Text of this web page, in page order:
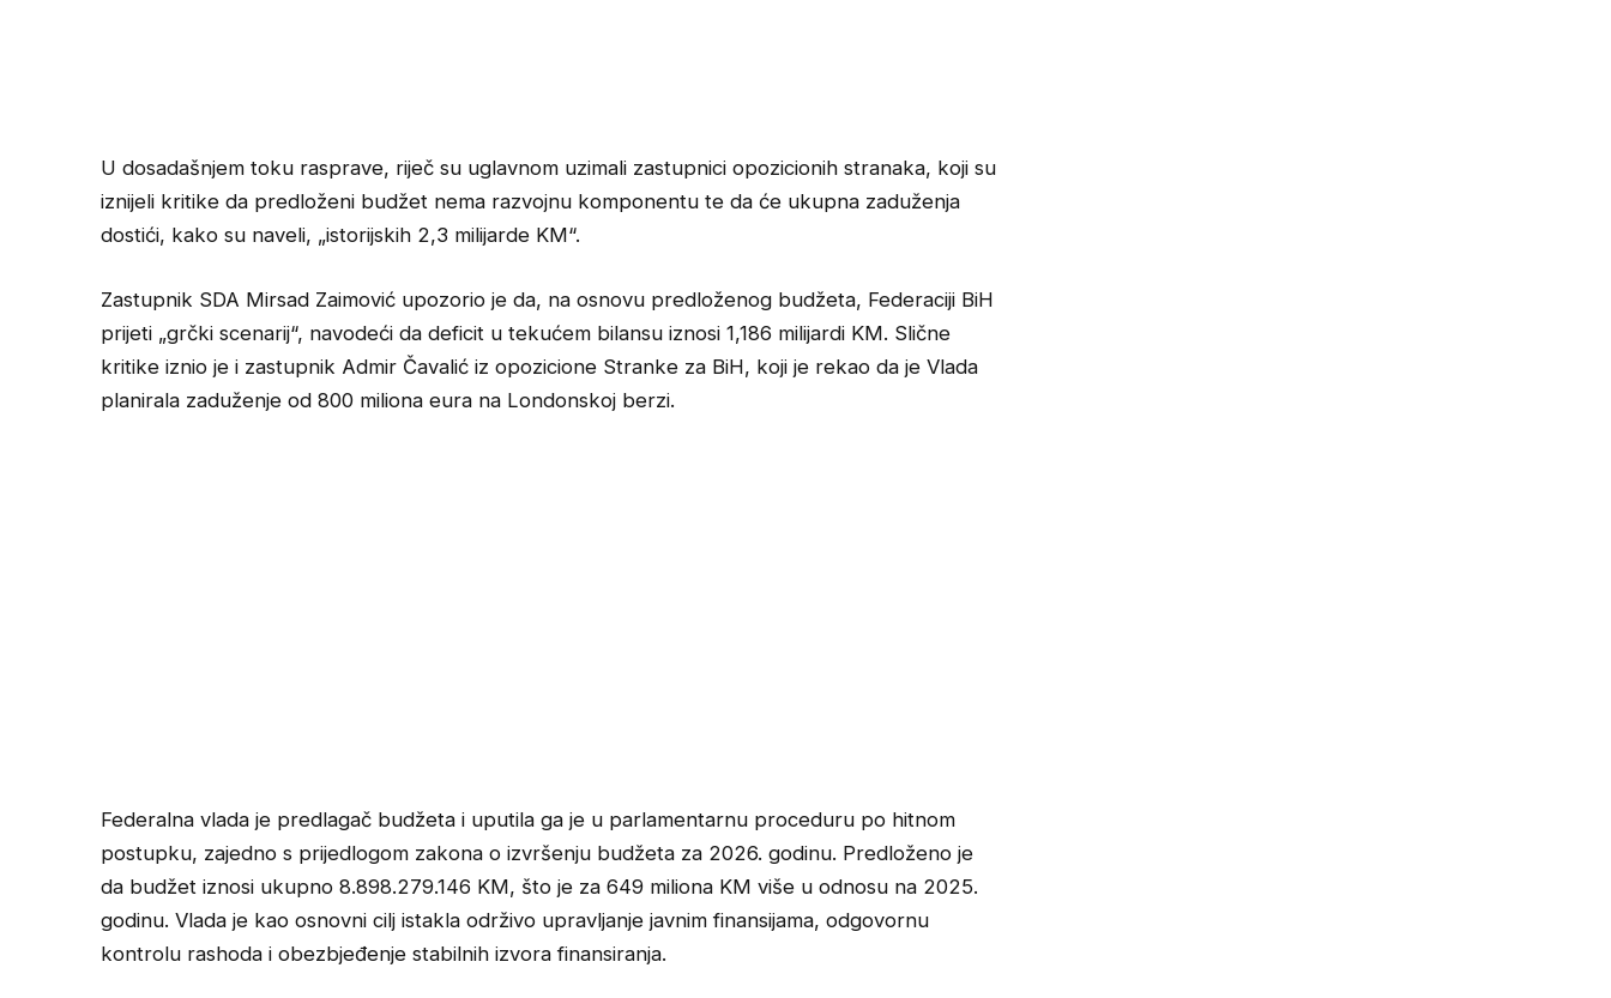
U dosadašnjem toku rasprave, riječ su uglavnom uzimali zastupnici opozicionih stranaka, koji su
iznijeli kritike da predloženi budžet nema razvojnu komponentu te da će ukupna zaduženja
dostići, kako su naveli, „istorijskih 2,3 milijarde KM“.
Zastupnik SDA Mirsad Zaimović upozorio je da, na osnovu predloženog budžeta, Federaciji BiH
prijeti „grčki scenarij“, navodeći da deficit u tekućem bilansu iznosi 1,186 milijardi KM. Slične
kritike iznio je i zastupnik Admir Čavalić iz opozicione Stranke za BiH, koji je rekao da je Vlada
planirala zaduženje od 800 miliona eura na Londonskoj berzi.
Federalna vlada je predlagač budžeta i uputila ga je u parlamentarnu proceduru po hitnom
postupku, zajedno s prijedlogom zakona o izvršenju budžeta za 2026. godinu. Predloženo je
da budžet iznosi ukupno 8.898.279.146 KM, što je za 649 miliona KM više u odnosu na 2025.
godinu. Vlada je kao osnovni cilj istakla održivo upravljanje javnim finansijama, odgovornu
kontrolu rashoda i obezbjeđenje stabilnih izvora finansiranja.